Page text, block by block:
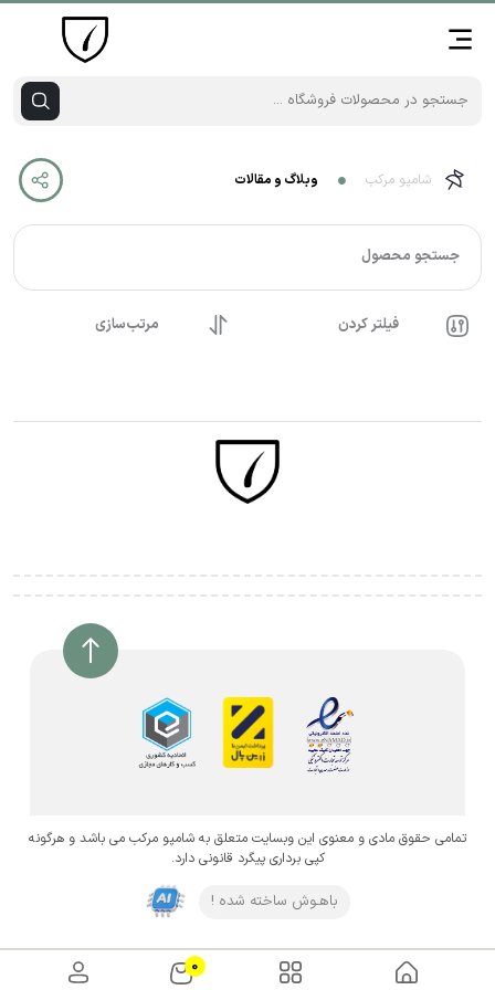
0
شامپو مرکب وبلاگ و مقالات
جستجو محصول
فیلتر کردن مرتب‌سازی
تمامی حقوق مادی و معنوی این وبسایت متعلق به شامپو مرکب می باشد و هرگونه
کپی برداری پیگرد قانونی دارد.
باهـوش ساخته شده !